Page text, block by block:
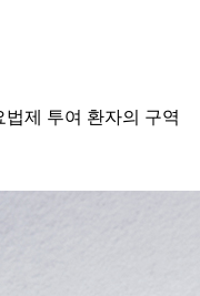
제 투여 환자의 구역